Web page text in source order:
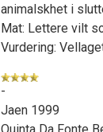
animalskhet i
Mat: Lettere vilt
Vurdering:
-
Jaen 1999